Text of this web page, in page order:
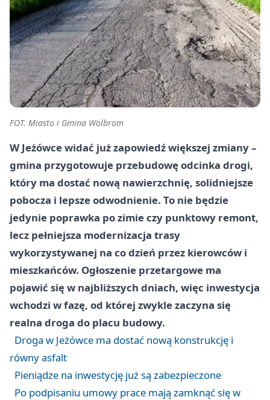
FOT. Miasto i Gmina Wolbrom
W Jeżówce widać już zapowiedź większej zmiany –
gmina przygotowuje przebudowę odcinka drogi,
który ma dostać nową nawierzchnię, solidniejsze
pobocza i lepsze odwodnienie. To nie będzie
jedynie poprawka po zimie czy punktowy remont,
lecz pełniejsza modernizacja trasy
wykorzystywanej na co dzień przez kierowców i
mieszkańców. Ogłoszenie przetargowe ma
pojawić się w najbliższych dniach, więc inwestycja
wchodzi w fazę, od której zwykle zaczyna się
realna droga do placu budowy.
Droga w Jeżówce ma dostać nową konstrukcję i
równy asfalt
Pieniądze na inwestycję już są zabezpieczone
Po podpisaniu umowy prace mają zamknąć się w